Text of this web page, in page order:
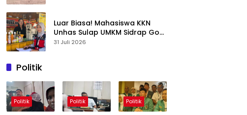
Luar Biasa! Mahasiswa KKN
Unhas Sulap UMKM Sidrap Go
Digital dalam Hitungan Hari
31 Juli 2026
Politik
Politik Politik Politik